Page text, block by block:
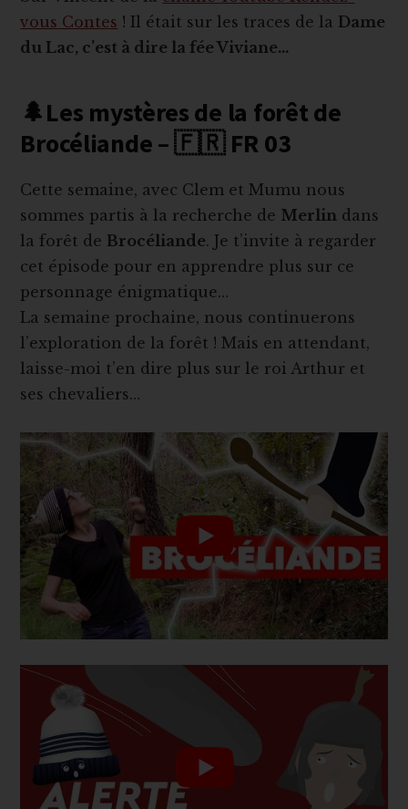
vous Contes ! Il était sur les traces de la Dame
du Lac, c’est à dire la fée Viviane…
🌲Les mystères de la forêt de
Brocéliande – 🇫🇷 FR 03
Cette semaine, avec Clem et Mumu nous
sommes partis à la recherche de Merlin dans
la forêt de Brocéliande. Je t’invite à regarder
cet épisode pour en apprendre plus sur ce
personnage énigmatique…
La semaine prochaine, nous continuerons
l’exploration de la forêt ! Mais en attendant,
laisse-moi t’en dire plus sur le roi Arthur et
ses chevaliers…